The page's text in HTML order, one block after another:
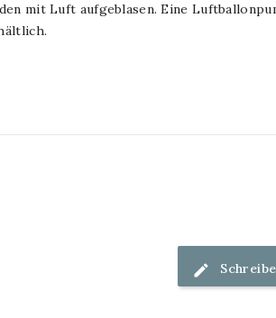
mit Luft aufgeblasen. Eine